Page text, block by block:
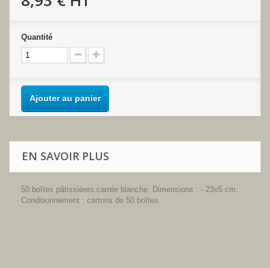
Quantité
Ajouter au panier
EN SAVOIR PLUS
50 boîtes pâtissières carrée blanche. Dimensions : - 23x5 cm.
Conditionnement : cartons de 50 boîtes.